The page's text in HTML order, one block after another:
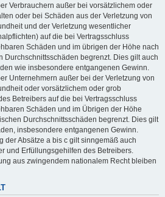
Verbrauchern außer bei vorsätzlichem oder
oder bei Schäden aus der Verletzung von
und der Verletzung wesentlicher
auf die bei Vertragsschluss
Schäden und im übrigen der Höhe nach
Durchschnittsschäden begrenzt. Dies gilt auch
wie insbesondere entgangenen Gewinn.
Unternehmern außer bei der Verletzung von
oder vorsätzlichem oder grob
Betreibers auf die bei Vertragsschluss
Schäden und im Übrigen der Höhe
Durchschnittsschäden begrenzt. Dies gilt
insbesondere entgangenen Gewinn.
der Absätze a bis c gilt sinngemäß auch
und Erfüllungsgehilfen des Betreibers.
aus zwingendem nationalem Recht bleiben